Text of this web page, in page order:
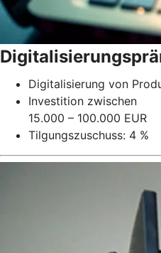
Digitalisierung von
Investition zwischen
15.000 – 100.000 EUR
Tilgungszuschuss: 4 %